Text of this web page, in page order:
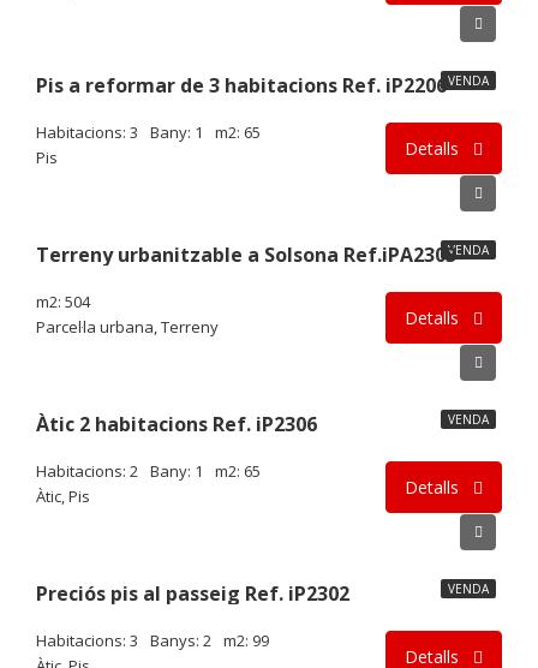
VENDA
Pis a reformar de 3 habitacions Ref. iP2206
Habitacions: 3 Bany: 1
m2: 65
Pis
Detalls
VENDA
Terreny urbanitzable a Solsona Ref.iPA2303
m2: 504
Parcel·la urbana, Terreny
Detalls
VENDA
Àtic 2 habitacions Ref. iP2306
Habitacions: 2 Bany: 1
m2: 65
Àtic, Pis
Detalls
VENDA
Preciós pis al passeig Ref. iP2302
Habitacions: 3 Banys: 2 m2: 99
Detalls